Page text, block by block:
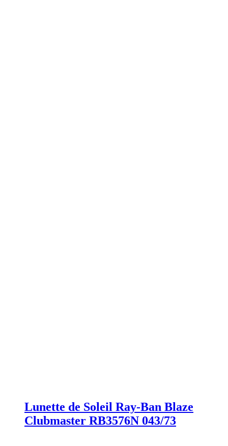
Lunette de Soleil Ray-Ban Blaze
Clubmaster RB3576N 043/73